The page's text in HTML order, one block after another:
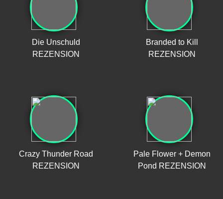
Die Unschuld
REZENSION
Branded to Kill
REZENSION
Crazy Thunder Road
REZENSION
Pale Flower + Demon
Pond REZENSION